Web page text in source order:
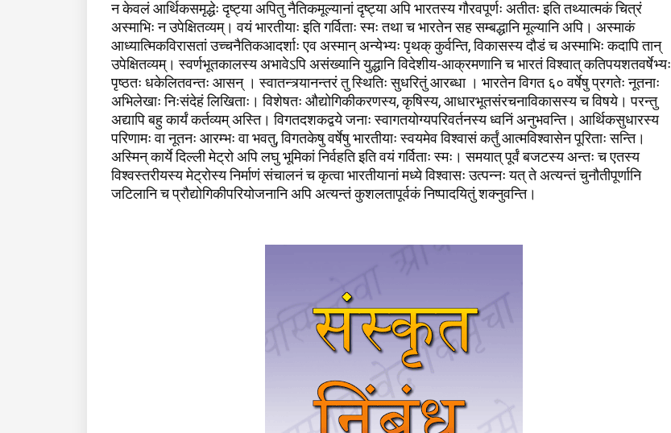
न केवलं आर्थिकसमृद्धेः दृष्ट्या अपितु नैतिकमूल्यानां दृष्ट्या अपि भारतस्य गौरवपूर्णः अतीतः इति तथ्यात्मकं चित्रं
अस्माभिः न उपेक्षितव्यम्। वयं भारतीयाः इति गर्विताः स्मः तथा च भारतेन सह सम्बद्धानि मूल्यानि अपि। अस्माकं
आध्यात्मिकविरासतां उच्चनैतिकआदर्शाः एव अस्मान् अन्येभ्यः पृथक् कुर्वन्ति, विकासस्य दौडं च अस्माभिः कदापि तान्
उपेक्षितव्यम्। स्वर्णभूतकालस्य अभावेऽपि असंख्यानि युद्धानि विदेशीय-आक्रमणानि च भारतं विश्वात् कतिपयशतवर्षेभ्यः
पृष्ठतः धकेलितवन्तः आसन् । स्वातन्त्र्यानन्तरं तु स्थितिः सुधरितुं आरब्धा । भारतेन विगत ६० वर्षेषु प्रगतेः नूतनाः
अभिलेखाः निःसंदेहं लिखिताः। विशेषतः औद्योगिकीकरणस्य, कृषिस्य, आधारभूतसंरचनाविकासस्य च विषये। परन्तु
अद्यापि बहु कार्यं कर्तव्यम् अस्ति। विगतदशकद्वये जनाः स्वागतयोग्यपरिवर्तनस्य ध्वनिं अनुभवन्ति। आर्थिकसुधारस्य
परिणामः वा नूतनः आरम्भः वा भवतु, विगतकेषु वर्षेषु भारतीयाः स्वयमेव विश्वासं कर्तुं आत्मविश्वासेन पूरिताः सन्ति।
अस्मिन् कार्ये दिल्ली मेट्रो अपि लघु भूमिकां निर्वहति इति वयं गर्विताः स्मः। समयात् पूर्वं बजटस्य अन्तः च एतस्य
विश्वस्तरीयस्य मेट्रोस्य निर्माणं संचालनं च कृत्वा भारतीयानां मध्ये विश्वासः उत्पन्नः यत् ते अत्यन्तं चुनौतीपूर्णानि
जटिलानि च प्रौद्योगिकीपरियोजनानि अपि अत्यन्तं कुशलतापूर्वकं निष्पादयितुं शक्नुवन्ति।